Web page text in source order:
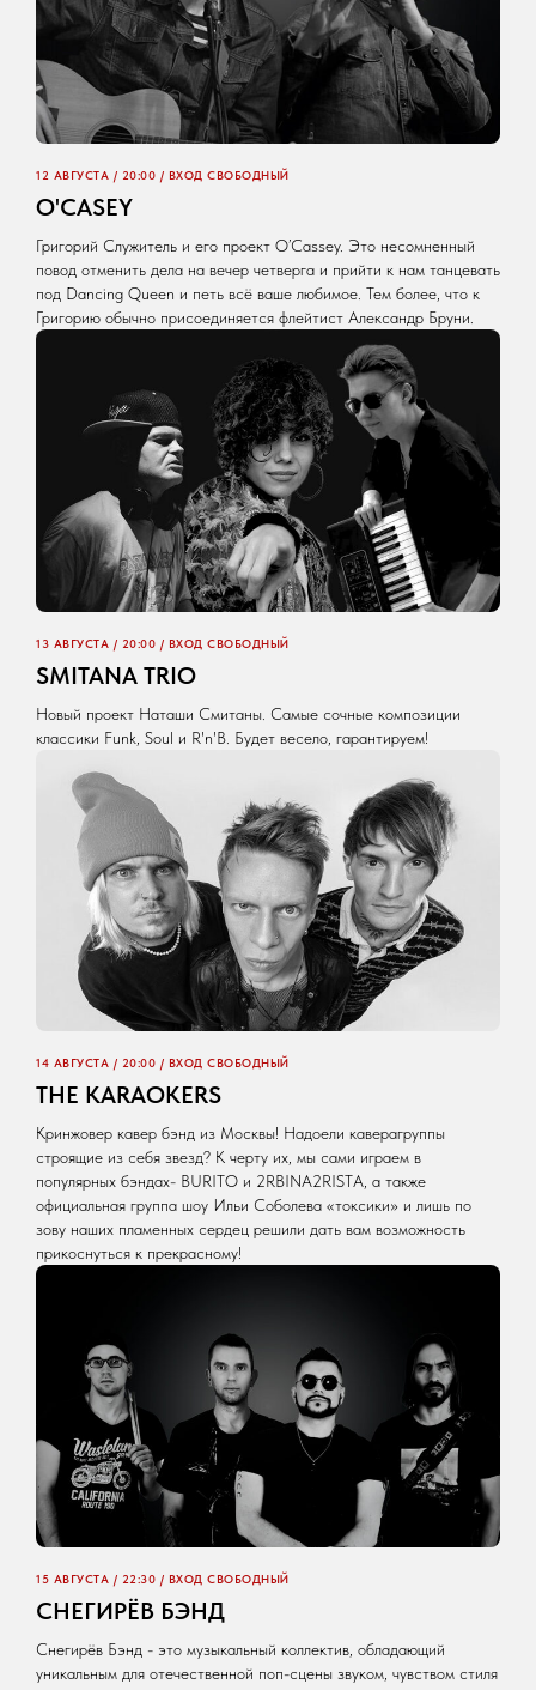
12 АВГУСТА / 20:00 / ВХОД СВОБОДНЫЙ
O'CASEY
Григорий Служитель и его проект O’Cassey. Это несомненный
повод отменить дела на вечер четверга и прийти к нам танцевать
под Dancing Queen и петь всё ваше любимое. Тем более, что к
Григорию обычно присоединяется флейтист Александр Бруни.
13 АВГУСТА / 20:00 / ВХОД СВОБОДНЫЙ
SMITANA TRIO
Новый проект Наташи Смитаны. Самые сочные композиции
классики Funk, Soul и R'n'B. Будет весело, гарантируем!
14 АВГУСТА / 20:00 / ВХОД СВОБОДНЫЙ
THE KARAOKERS
Кринжовер кавер бэнд из Москвы! Надоели каверагруппы
строящие из себя звезд? К черту их, мы сами играем в
популярных бэндах- BURITO и 2RBINA2RISTA, а также
официальная группа шоу Ильи Соболева «токсики» и лишь по
зову наших пламенных сердец решили дать вам возможность
прикоснуться к прекрасному!
15 АВГУСТА / 22:30 / ВХОД СВОБОДНЫЙ
СНЕГИРЁВ БЭНД
Снегирёв Бэнд - это музыкальный коллектив, обладающий
уникальным для отечественной поп-сцены звуком, чувством стиля